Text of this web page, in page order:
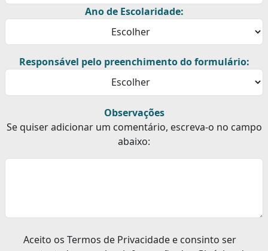
Ano de Escolaridade:
Responsável pelo preenchimento do formulário:
Observações
Se quiser adicionar um comentário, escreva-o no campo
abaixo:
Aceito os Termos de Privacidade e consinto ser